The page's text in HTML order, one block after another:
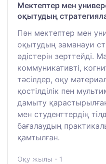
Мектептер мен
оқытудың
Пән мектептер мен
оқытудың заманауи
әдістерін зерттейді.
коммуникативті,
тәсілдер, оқу
қостілділік пен
дамыту
мен студенттердің
бағалаудың
қамтылған.
Оқу жылы - 1